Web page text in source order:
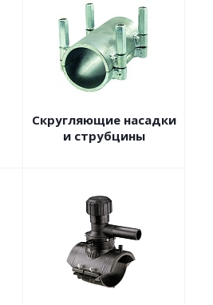
Скругляющие насадки
и струбцины